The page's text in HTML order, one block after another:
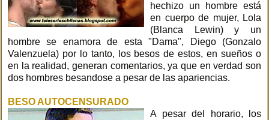
hechizo un hombre está
en cuerpo de mujer, Lola
(Blanca Lewin) y un
hombre se enamora de esta "Dama", Diego (Gonzalo
Valenzuela) por lo tanto, los besos de estos, en sueños o
en la realidad, generan comentarios, ya que en verdad son
dos hombres besandose a pesar de las apariencias.
BESO AUTOCENSURADO
A pesar del horario, los